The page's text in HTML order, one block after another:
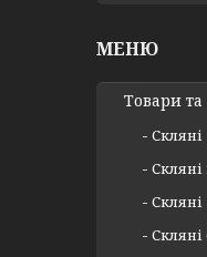
Товари
Скляні